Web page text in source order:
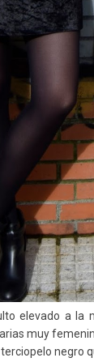
elevado a la
muy
negro